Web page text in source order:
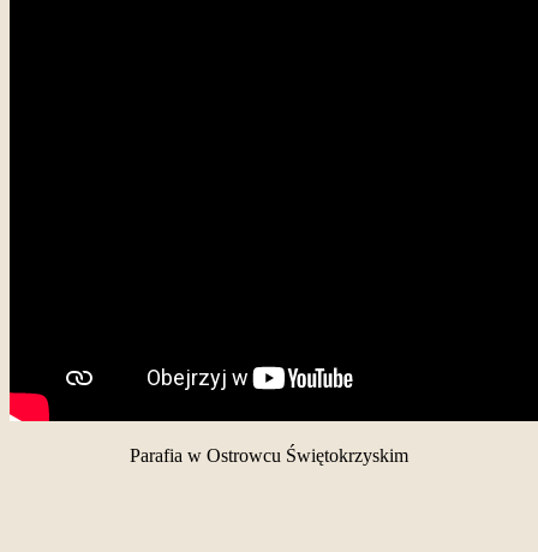
Parafia w Ostrowcu Świętokrzyskim